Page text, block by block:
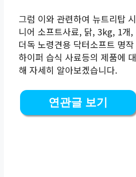
그럼 이와 관련하여 뉴트리탑 시
니어 소프트사료, 닭, 3kg, 1개,
더독 노령견용 닥터소프트 명작
하이퍼 습식 사료등의 제품에 대
해 자세히 알아보겠습니다.
연관글 보기